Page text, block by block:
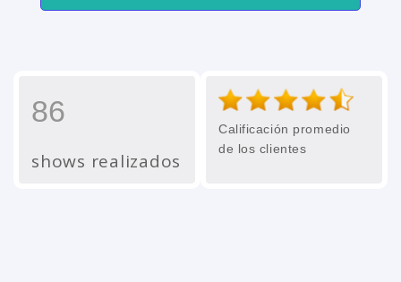
86
shows realizados
Calificación promedio
de los clientes